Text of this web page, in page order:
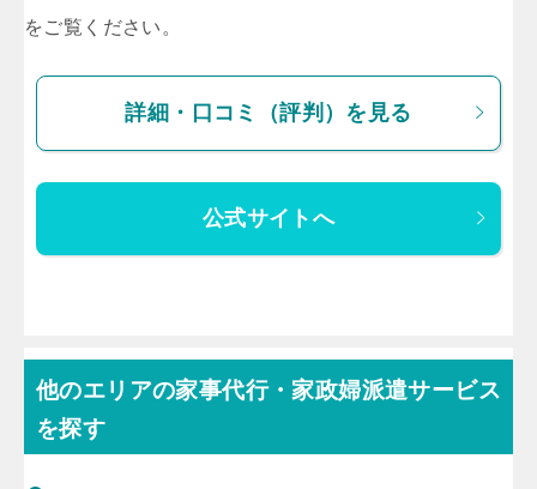
をご覧ください。
詳細・口コミ（評判）を見る
公式サイトへ
他のエリアの家事代行・家政婦派遣サービス
を探す